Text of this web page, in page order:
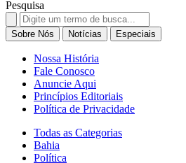
Pesquisa
Search
for:
Sobre Nós Notícias Especiais
Nossa História
Fale Conosco
Anuncie Aqui
Princípios Editoriais
Política de Privacidade
Todas as Categorias
Bahia
Política